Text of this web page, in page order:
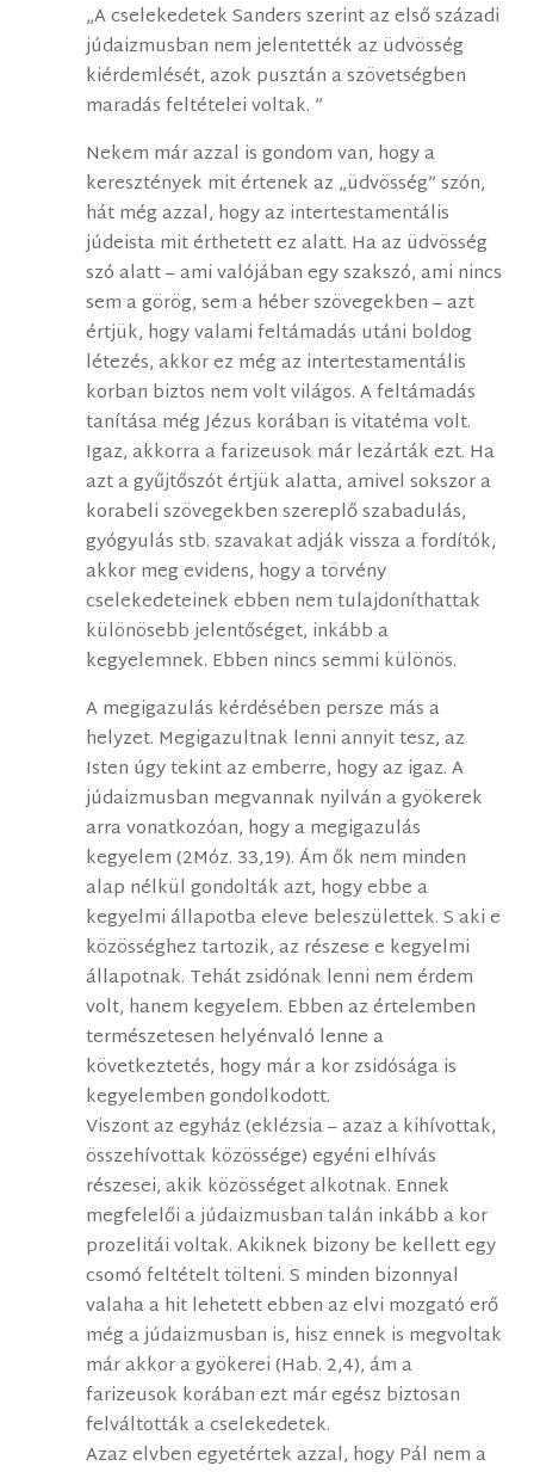
„A cselekedetek Sanders szerint az első századi
júdaizmusban nem jelentették az üdvösség
kiérdemlését, azok pusztán a szövetségben
maradás feltételei voltak. ”
Nekem már azzal is gondom van, hogy a
keresztények mit értenek az „üdvösség” szón,
hát még azzal, hogy az intertestamentális
júdeista mit érthetett ez alatt. Ha az üdvösség
szó alatt – ami valójában egy szakszó, ami nincs
sem a görög, sem a héber szövegekben – azt
értjük, hogy valami feltámadás utáni boldog
létezés, akkor ez még az intertestamentális
korban biztos nem volt világos. A feltámadás
tanítása még Jézus korában is vitatéma volt.
Igaz, akkorra a farizeusok már lezárták ezt. Ha
azt a gyűjtőszót értjük alatta, amivel sokszor a
korabeli szövegekben szereplő szabadulás,
gyógyulás stb. szavakat adják vissza a fordítók,
akkor meg evidens, hogy a törvény
cselekedeteinek ebben nem tulajdoníthattak
különösebb jelentőséget, inkább a
kegyelemnek. Ebben nincs semmi különös.
A megigazulás kérdésében persze más a
helyzet. Megigazultnak lenni annyit tesz, az
Isten úgy tekint az emberre, hogy az igaz. A
júdaizmusban megvannak nyilván a gyökerek
arra vonatkozóan, hogy a megigazulás
kegyelem (2Móz. 33,19). Ám ők nem minden
alap nélkül gondolták azt, hogy ebbe a
kegyelmi állapotba eleve beleszülettek. S aki e
közösséghez tartozik, az részese e kegyelmi
állapotnak. Tehát zsidónak lenni nem érdem
volt, hanem kegyelem. Ebben az értelemben
természetesen helyénvaló lenne a
következtetés, hogy már a kor zsidósága is
kegyelemben gondolkodott.
Viszont az egyház (eklézsia – azaz a kihívottak,
összehívottak közössége) egyéni elhívás
részesei, akik közösséget alkotnak. Ennek
megfelelői a júdaizmusban talán inkább a kor
prozelitái voltak. Akiknek bizony be kellett egy
csomó feltételt tölteni. S minden bizonnyal
valaha a hit lehetett ebben az elvi mozgató erő
még a júdaizmusban is, hisz ennek is megvoltak
már akkor a gyökerei (Hab. 2,4), ám a
farizeusok korában ezt már egész biztosan
felváltották a cselekedetek.
Azaz elvben egyetértek azzal, hogy Pál nem a